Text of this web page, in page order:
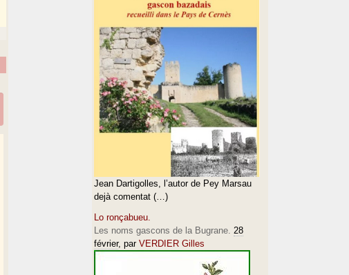
Jean Dartigolles, l’autor de Pey Marsau
dejà comentat (…)
Lo ronçabueu.
Les noms gascons de la Bugrane. 28
février, par VERDIER Gilles